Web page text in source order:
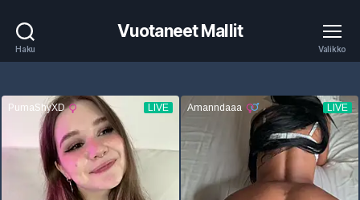
Haku
Vuotaneet Mallit
Valikko